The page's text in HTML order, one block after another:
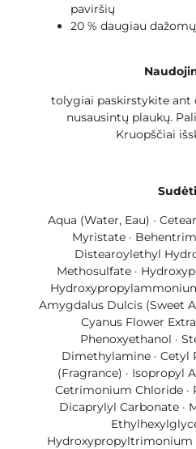
paviršių
20 % daugiau
tolygiai paskirstykite ant
nusausintų plaukų.
Kruopščiai
Aqua (Water, Eau) ·
Myristate ·
Distearoylethyl
Methosulfate ·
Amygdalus Dulcis (Sweet
Cyanus Flower
Phenoxyethanol ·
Dimethylamine · Cetyl
(Fragrance) · Isopropyl
Cetrimonium Chloride ·
Dicaprylyl Carbonate ·
Hydroxypropyltrimonium